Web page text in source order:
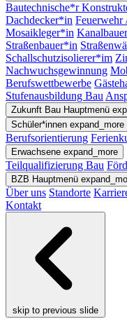
Bautechnische*r
Dachdecker*in Feuerwehr
Mosaikleger*in
Straßenbauer*in
Schallschutzisolierer*im
Nachwuchsgewinnung
Berufswettbewerbe
Stufenausbildung Bau
Zukunft Bau Hauptmenü
Schüler*innen expand_more
Berufsorientierung
Erwachsene expand_more
Teilqualifizierung Bau
BZB Hauptmenü
Über uns Standorte
Kontakt
skip to previous slide